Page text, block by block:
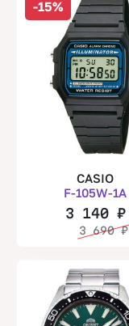
-15%
CASIO
F-105W-1A
3 140 ₽
3 690₽